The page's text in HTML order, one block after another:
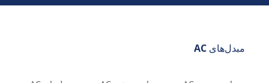
مبدل‌های AC